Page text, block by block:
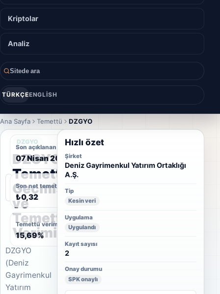
Kriptolar
Analiz
Sitede ara
TÜRKÇEENGLISH
Ana Sayfa Temettü DZGYO
DZGYO
DZGYO
Temettü
Geçmişi
ve
Temettü
Verimi
DZGYO
(Deniz
Gayrimenkul
Yatırım
Son açıklanan temettü tarihi
07 Nisan 2010
Son net temettü
₺0,32
Temettü verimi
15,69%
Hızlı özet
Şirket
Deniz Gayrimenkul Yatırım Ortaklığı
A.Ş.
Tip
Kesin veri
Uygulama
Uygulandı
Kayıt sayısı
2
Onay durumu
SPK onaylı